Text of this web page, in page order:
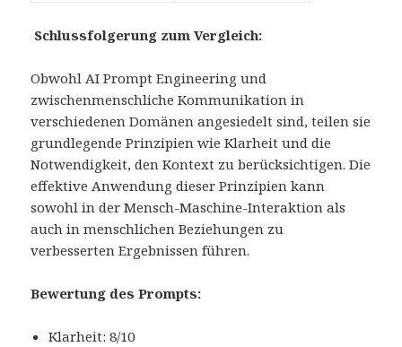
Schlussfolgerung zum Vergleich:
Obwohl AI Prompt Engineering und
zwischenmenschliche Kommunikation in
verschiedenen Domänen angesiedelt sind, teilen sie
grundlegende Prinzipien wie Klarheit und die
Notwendigkeit, den Kontext zu berücksichtigen. Die
effektive Anwendung dieser Prinzipien kann
sowohl in der Mensch-Maschine-Interaktion als
auch in menschlichen Beziehungen zu
verbesserten Ergebnissen führen.
Bewertung des Prompts:
Klarheit: 8/10